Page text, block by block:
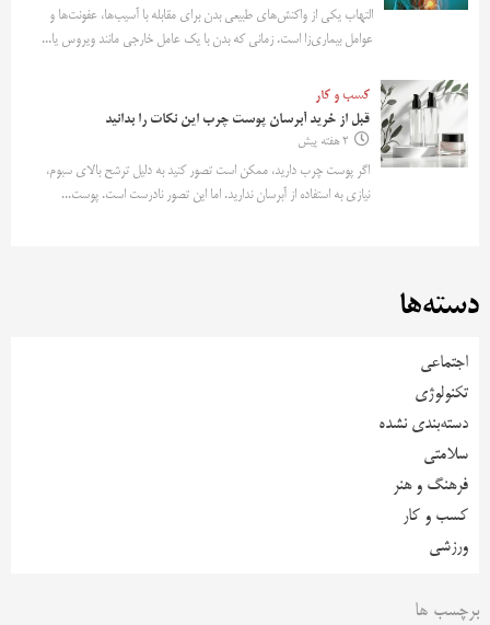
التهاب یکی از واکنش‌های طبیعی بدن برای مقابله با آسیب‌ها، عفونت‌ها و
عوامل بیماری‌زا است. زمانی که بدن با یک عامل خارجی مانند ویروس یا...
کسب و کار
قبل از خرید آبرسان پوست چرب این نکات را بدانید
2 هفته پیش
اگر پوست چرب دارید، ممکن است تصور کنید به دلیل ترشح بالای سبوم،
نیازی به استفاده از آبرسان ندارید. اما این تصور نادرست است. پوست...
دسته‌ها
اجتماعی
تکنولوژی
دسته‌بندی نشده
سلامتی
فرهنگ و هنر
کسب و کار
ورزشی
برچسب ها